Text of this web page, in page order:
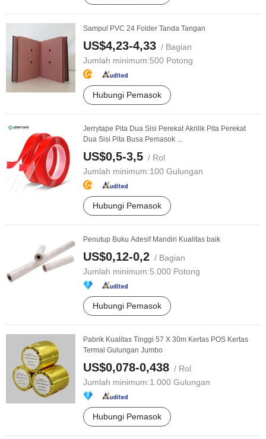
Sampul PVC 24 Folder Tanda Tangan
US$4,23-4,33 / Bagian
Jumlah minimum:500 Potong
Hubungi Pemasok
Jerrytape Pita Dua Sisi Perekat Akrilik Pita Perekat
Dua Sisi Pita Busa Pemasok ...
US$0,5-3,5 / Rol
Jumlah minimum:100 Gulungan
Hubungi Pemasok
Penutup Buku Adesif Mandiri Kualitas baik
US$0,12-0,2 / Bagian
Jumlah minimum:5.000 Potong
Hubungi Pemasok
Pabrik Kualitas Tinggi 57 X 30m Kertas POS Kertas
Termal Gulungan Jumbo
US$0,078-0,438 / Rol
Jumlah minimum:1.000 Gulungan
Hubungi Pemasok